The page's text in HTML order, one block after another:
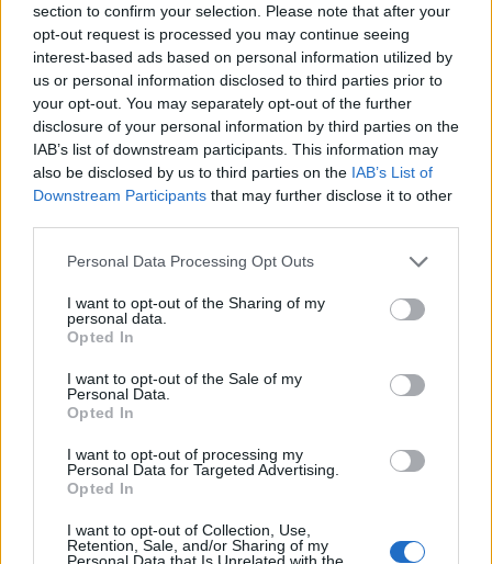
section to confirm your selection. Please note that after your
opt-out request is processed you may continue seeing
interest-based ads based on personal information utilized by
us or personal information disclosed to third parties prior to
your opt-out. You may separately opt-out of the further
disclosure of your personal information by third parties on the
IAB’s list of downstream participants. This information may
also be disclosed by us to third parties on the IAB’s List of
Downstream Participants that may further disclose it to other
Please note that this website/app uses one or more Google
not limited to your visit or usage behaviour. You may click to
grant or deny consent to Google and its third-party tags to
use your data for below specified purposes in below Google
consent section.
Personal Data Processing Opt Outs
I want to opt-out of the Sharing of my
personal data.
Opted In
I want to opt-out of the Sale of my
Personal Data.
Opted In
I want to opt-out of processing my
Personal Data for Targeted Advertising.
Opted In
I want to opt-out of Collection, Use,
Retention, Sale, and/or Sharing of my
Personal Data that Is Unrelated with the
ਵੱਡਾ ਆਕਾਰ(3,072 x 2,048)
AVIF(309 KB)
WebP(850 KB)
JPEG(1.9 MB)
ਬਹੁਤ ਵੱਡਾ ਆਕਾਰ(4,608 x 3,072)
AVIF(491 KB)
JPEG(3.5 MB)
ਬਹੁਤ ਵੱਡਾ ਆਕਾਰ
AVIF(712 KB)
WebP(2.1 MB)
JPEG(5.5 MB)
ਕਾਮਿਕ ਤੌਰ 'ਤੇ ਵੱਡਾ ਆਕਾਰ (1,048,576 x 699,051)
ਹਾਲੇ ਵੀ ਅੱਪਲੋਡ ਕੀਤਾ ਜਾ ਰਿਹਾ ਹੈ... ;-)